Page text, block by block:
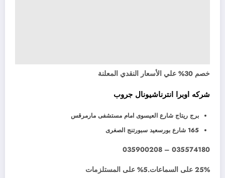
خصم 30% علي الأسعار النقدي المعلنة
شركه اوبرا انترناشيونال جروب
برج ريتاج شارع العيسوى امام مستشفى مارمرقس
165 شارع بورسعيد سبورتنج الصغرى
035574180 – 035900208
25% على السماعات.5% على المستلزمات